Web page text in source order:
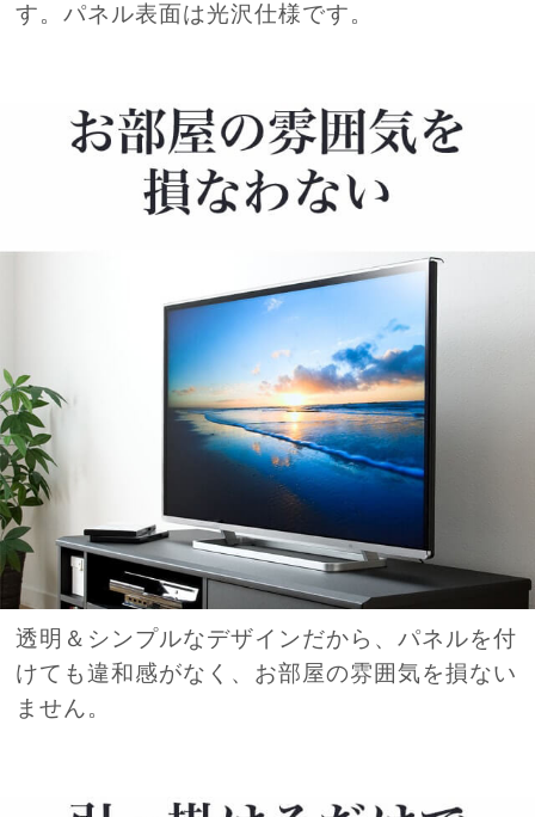
す。パネル表面は光沢仕様です。
透明＆シンプルなデザインだから、パネルを付
けても違和感がなく、お部屋の雰囲気を損ない
ません。